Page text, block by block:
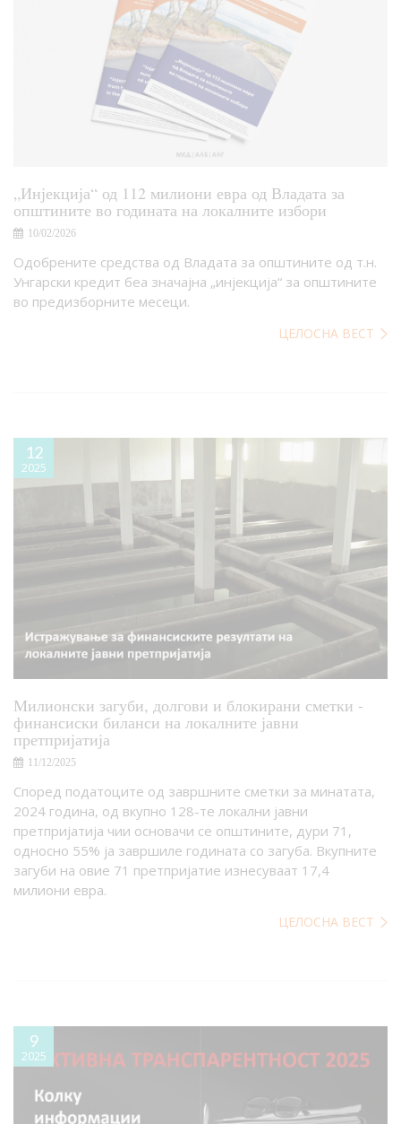
„Инјекција“ од 112 милиони евра од Владата за
општините во годината на локалните избори
10/02/2026
Одобрените средства од Владата за општините од т.н.
Унгарски кредит беа значајна „инјекција“ за општините
во предизборните месеци.
ЦЕЛОСНА ВЕСТ
12
2025
Милионски загуби, долгови и блокирани сметки -
финансиски биланси на локалните јавни
претпријатија
11/12/2025
Според податоците од завршните сметки за минатата,
2024 година, од вкупно 128-те локални јавни
претпријатија чии основачи се општините, дури 71,
односно 55% ја завршиле годината со загуба. Вкупните
загуби на овие 71 претпријатие изнесуваат 17,4
милиони евра.
ЦЕЛОСНА ВЕСТ
9
2025